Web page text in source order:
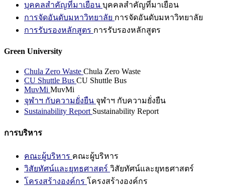
บุคคลสำคัญที่มาเยือน บุคคลสำคัญที่มาเยือน
การจัดอันดับมหาวิทยาลัย การจัดอันดับมหาวิทยาลัย
การรับรองหลักสูตร การรับรองหลักสูตร
Green University
Chula Zero Waste Chula Zero Waste
CU Shuttle Bus CU Shuttle Bus
MuvMi MuvMi
จุฬาฯ กับความยั่งยืน จุฬาฯ กับความยั่งยืน
Sustainability Report Sustainability Report
การบริหาร
คณะผู้บริหาร คณะผู้บริหาร
วิสัยทัศน์และยุทธศาสตร์ วิสัยทัศน์และยุทธศาสตร์
โครงสร้างองค์กร โครงสร้างองค์กร